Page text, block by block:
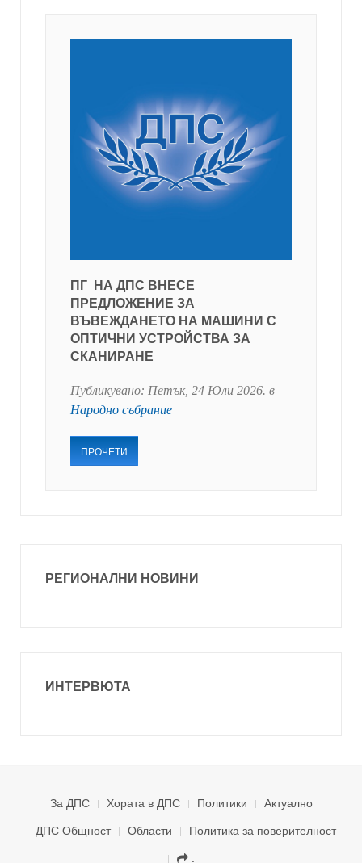
ПГ НА ДПС ВНЕСЕ
ПРЕДЛОЖЕНИЕ ЗА
ВЪВЕЖДАНЕТО НА МАШИНИ С
ОПТИЧНИ УСТРОЙСТВА ЗА
СКАНИРАНЕ
Публикувано: Петък, 24 Юли 2026. в
Народно събрание
ПРОЧЕТИ
РЕГИОНАЛНИ НОВИНИ
ИНТЕРВЮТА
За ДПС Хората в ДПС Политики
Актуално
ДПС Общност
Области
Политика за поверителност
.